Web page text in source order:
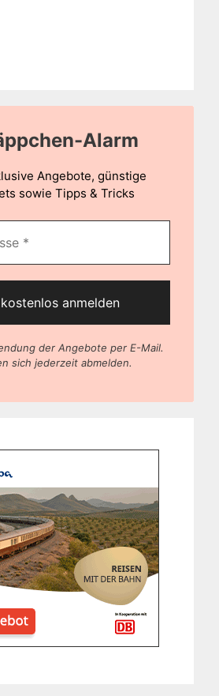
Alarm
Angebote, günstige
sowie Tipps & Tricks
der Angebote per E-Mail.
sich jederzeit abmelden.